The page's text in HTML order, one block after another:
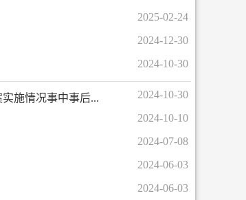
2025-02-24
2024-12-30
2024-10-30
2024-10-30
施情况事中事后...
2024-10-10
2024-07-08
2024-06-03
2024-06-03